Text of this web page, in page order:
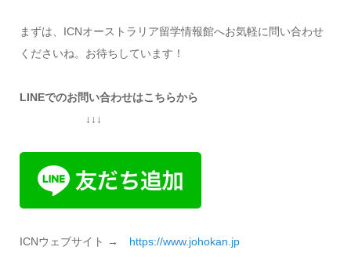
まずは、ICNオーストラリア留学情報館へお気軽に問い合わせ
くださいね。お待ちしています！
LINEでのお問い合わせはこちらから
↓↓↓
ICNウェブサイト → https://www.johokan.jp